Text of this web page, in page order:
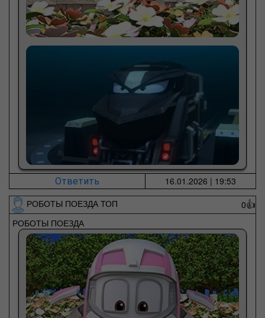
Ответить
16.01.2026 | 19:53
РОБОТЫ ПОЕЗДА ТОП
0👍
РОБОТЫ ПОЕЗДА